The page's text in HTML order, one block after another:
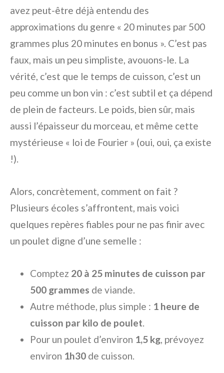
avez peut-être déjà entendu des
approximations du genre « 20 minutes par 500
grammes plus 20 minutes en bonus ». C’est pas
faux, mais un peu simpliste, avouons-le. La
vérité, c’est que le temps de cuisson, c’est un
peu comme un bon vin : c’est subtil et ça dépend
de plein de facteurs. Le poids, bien sûr, mais
aussi l’épaisseur du morceau, et même cette
mystérieuse « loi de Fourier » (oui, oui, ça existe
!).
Alors, concrètement, comment on fait ?
Plusieurs écoles s’affrontent, mais voici
quelques repères fiables pour ne pas finir avec
un poulet digne d’une semelle :
Comptez 20 à 25 minutes de cuisson par
500 grammes de viande.
Autre méthode, plus simple : 1 heure de
cuisson par kilo de poulet
Pour un poulet d’environ 1,5 kg , prévoyez
environ 1h30 de cuisson.